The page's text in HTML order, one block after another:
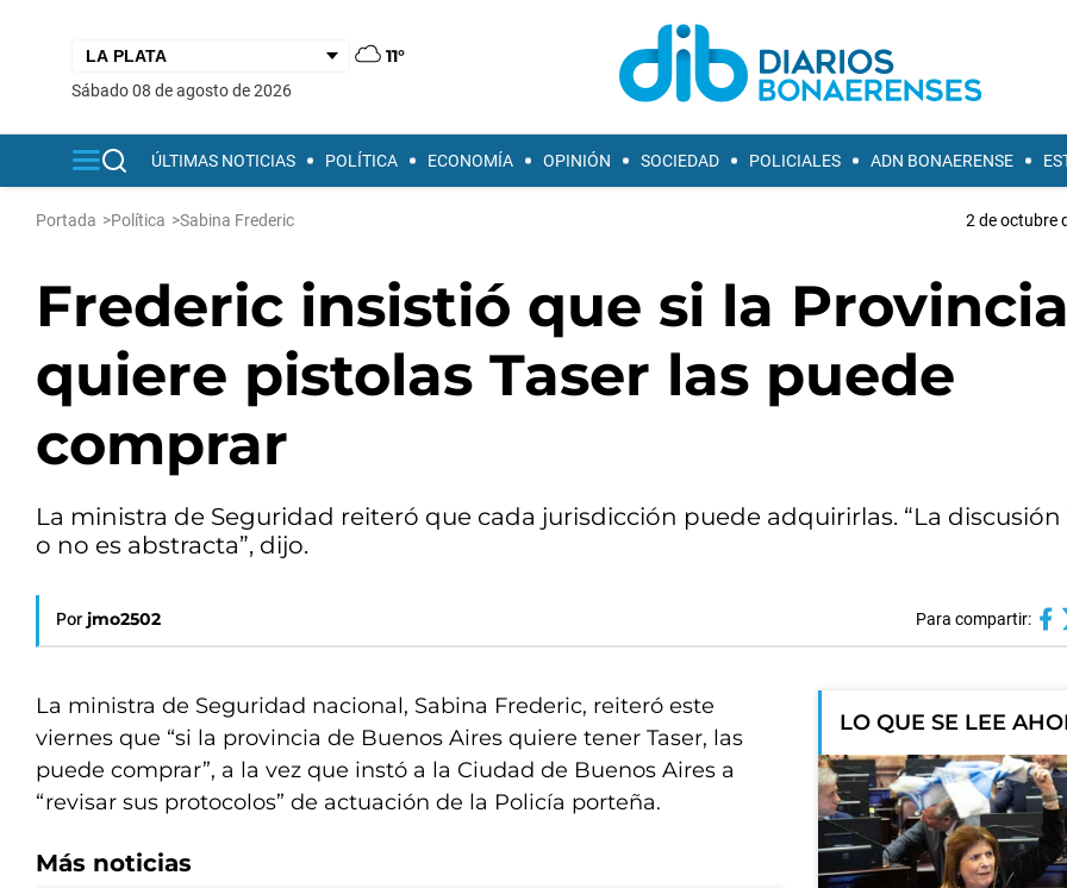
11°
sábado 08 de agosto de 2026
ÚLTIMAS NOTICIAS POLÍTICA ECONOMÍA OPINIÓN SOCIEDAD POLICIALES ADN BONAERENSE
Portada >Política >Sabina Frederic 2 de octubre
Frederic insistió que si la Provincia
quiere pistolas Taser las puede
comprar
La ministra de Seguridad reiteró que cada jurisdicción puede adquirirlas. “La discusión
o no es abstracta”, dijo.
Por jmo2502 Para compartir:
La ministra de Seguridad nacional, Sabina Frederic, reiteró este
viernes que “si la provincia de Buenos Aires quiere tener Taser, las
puede comprar”, a la vez que instó a la Ciudad de Buenos Aires a
“revisar sus protocolos” de actuación de la Policía porteña.
Más noticias
LO QUE SE LEE